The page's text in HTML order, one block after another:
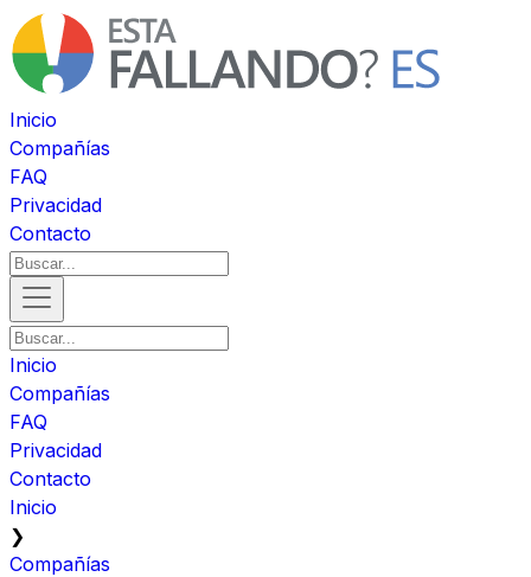
Inicio
Compañías
FAQ
Privacidad
Contacto
Inicio
Compañías
FAQ
Privacidad
Contacto
Inicio
❯
Compañías